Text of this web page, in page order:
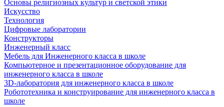
Основы религиозных культур и светской этики
Искусство
Технология
Цифровые лаборатории
Конструкторы
Инженерный класс
Мебель для Инженерного класса в школе
Компьютерное и презентационное оборудование для
инженерного класса в школе
3D-лаборатория для инженерного класса в школе
Робототехника и конструирование для инженерного класса в
школе